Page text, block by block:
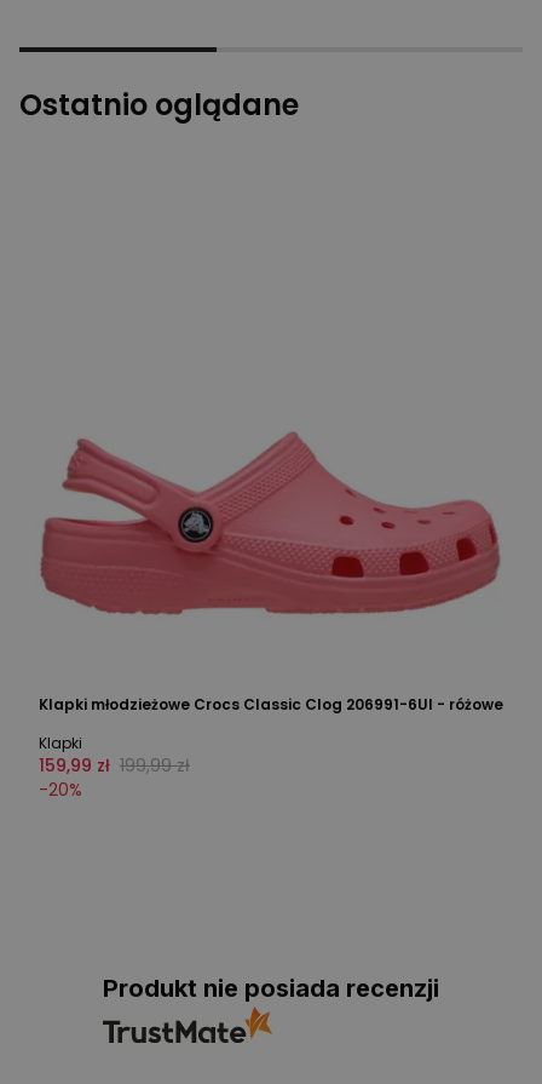
Ostatnio oglądane
Klapki młodzieżowe Crocs Classic Clog 206991-6UI - różowe
Klapki
159,99 zł 199,99 zł
-20%
Produkt nie posiada recenzji